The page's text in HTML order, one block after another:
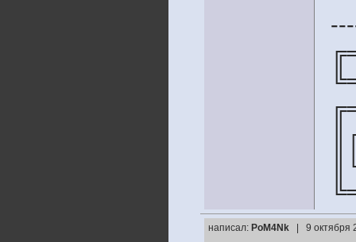
написал: PoM4Nk | 9 октября